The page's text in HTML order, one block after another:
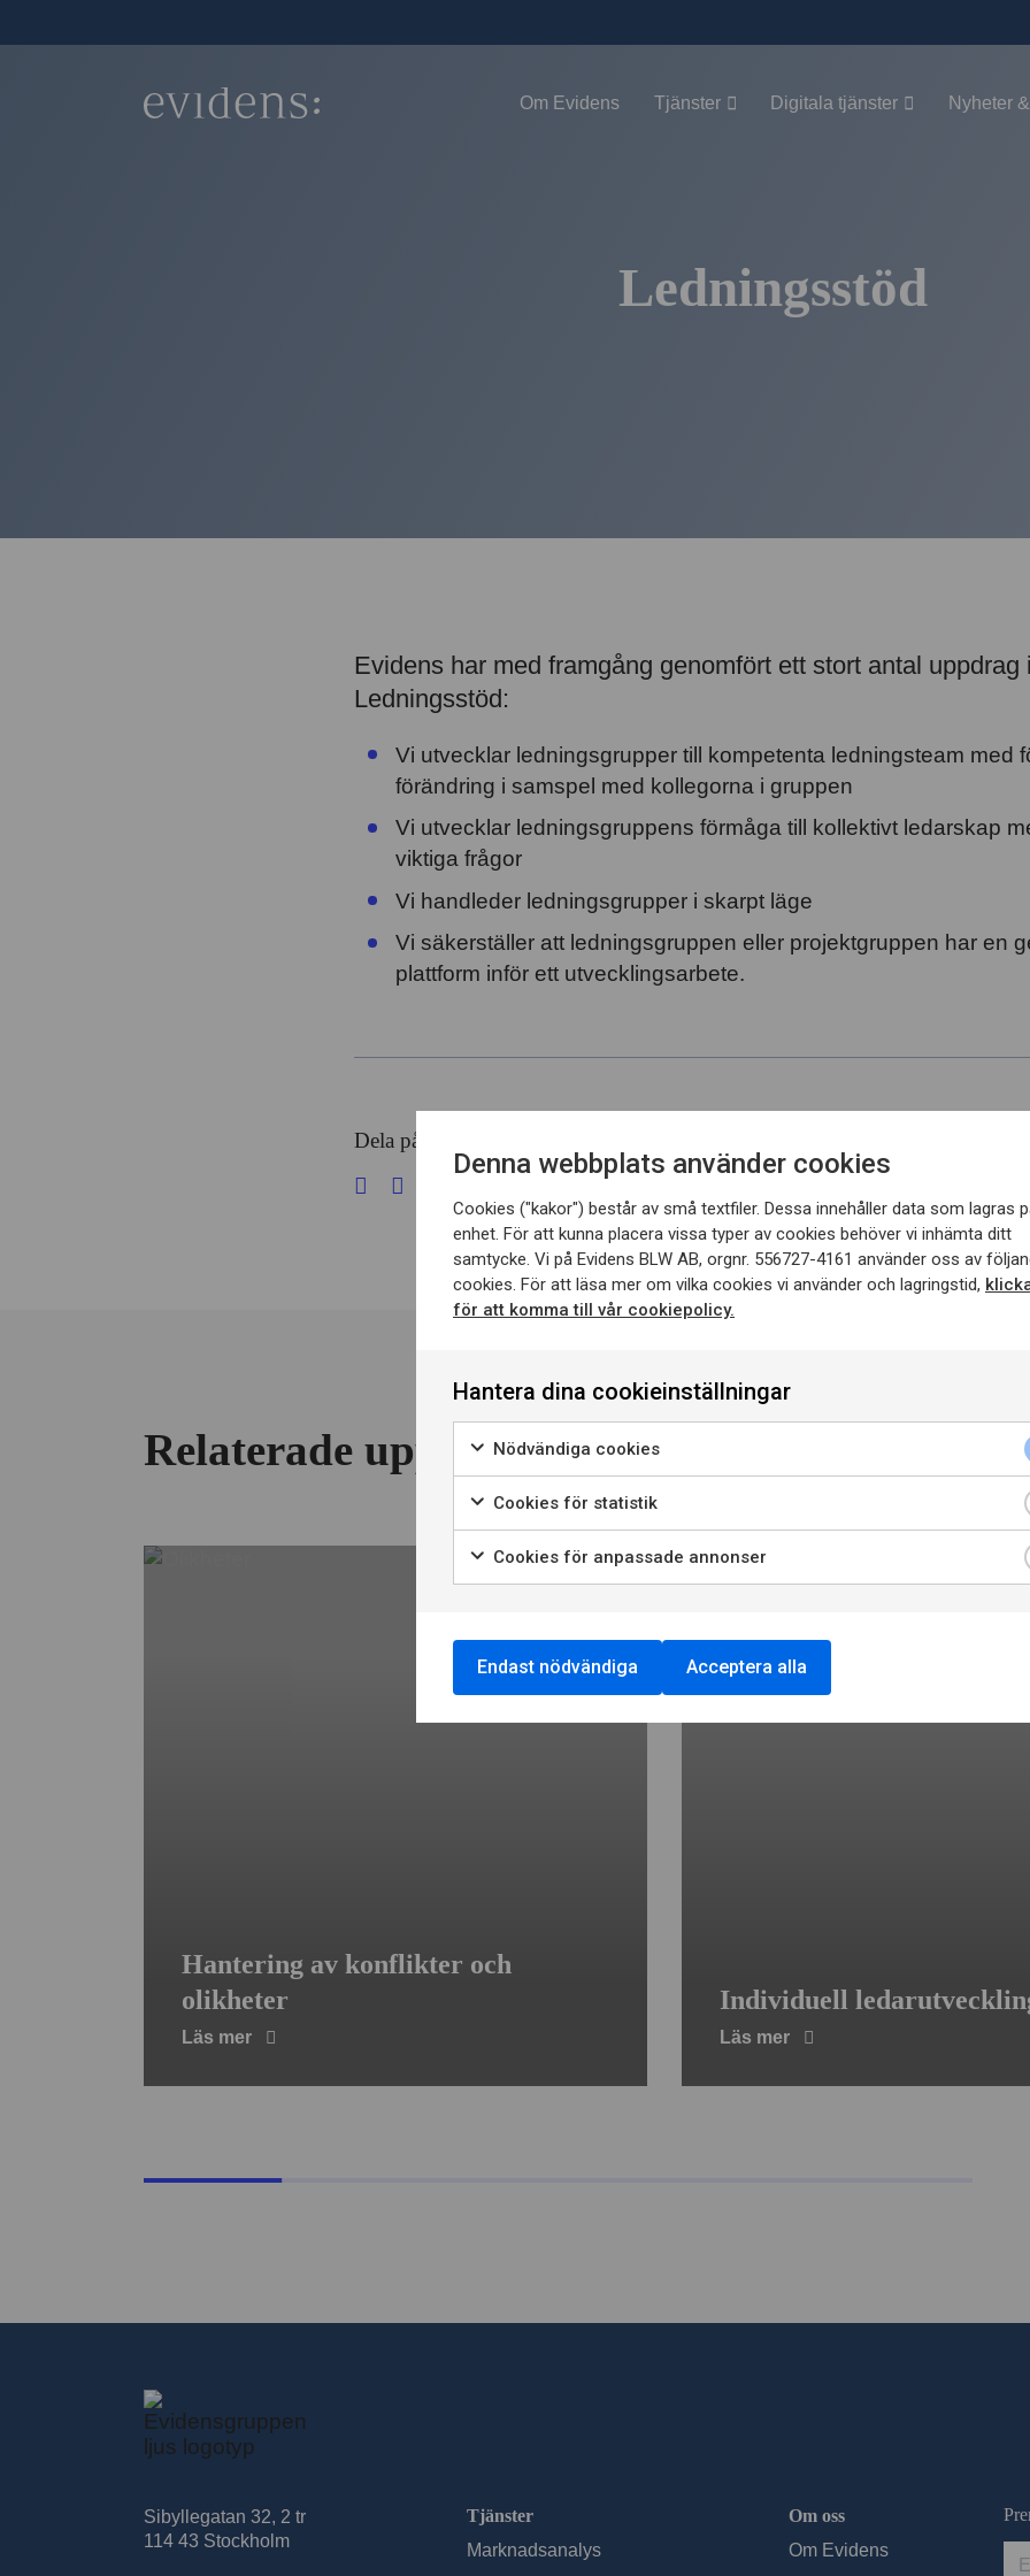
Om Evidens Tjänster Digitala tjänster Nyheter
Ledningsstöd
Evidens har med framgång genomfört ett stort antal uppdrag
Ledningsstöd:
Vi utvecklar ledningsgrupper till kompetenta ledningsteam med
förändring i samspel med kollegorna i gruppen
Vi utvecklar ledningsgruppens förmåga till kollektivt ledarskap
viktiga frågor
Vi handleder ledningsgrupper i skarpt läge
Vi säkerställer att ledningsgruppen eller projektgruppen har en
plattform inför ett utvecklingsarbete.
Dela på sociala medier
Relaterade uppdrag
Hantering av konflikter och
olikheter
Läs mer
Individuell
Läs mer
Sibyllegatan 32, 2 tr
114 43 Stockholm
Tjänster
Marknadsanalys
Om oss
Om Evidens
Denna webbplats använder cookies
Cookies ("kakor") består av små textfiler. Dessa innehåller data som lagras
enhet. För att kunna placera vissa typer av cookies behöver vi inhämta ditt
samtycke. Vi på Evidens BLW AB, orgnr. 556727-4161 använder oss av
cookies. För att läsa mer om vilka cookies vi använder och lagringstid,
för att komma till vår cookiepolicy.
Hantera dina cookieinställningar
Nödvändiga cookies
Cookies för statistik
Cookies för anpassade annonser
Endast nödvändiga Acceptera alla